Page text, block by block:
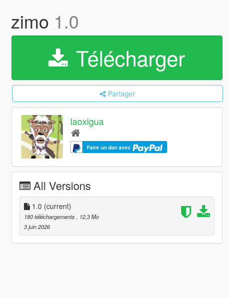
zimo 1.0
Télécharger
Partager
laoxigua
Faire un don avec
All Versions
1.0 (current)
180 téléchargements
, 12,3 Mo
3 juin 2026